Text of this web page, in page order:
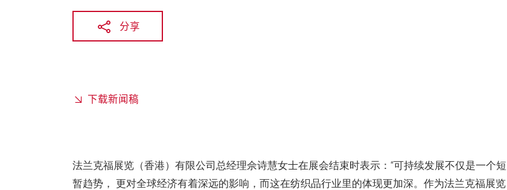
分享
下载新闻稿
法兰克福展览（香港）有限公司总经理佘诗慧女士在展会结束时表示：“可持续发展不仅是一个短
暂趋势， 更对全球经济有着深远的影响，而这在纺织品行业里的体现更加深。作为法兰克福展览